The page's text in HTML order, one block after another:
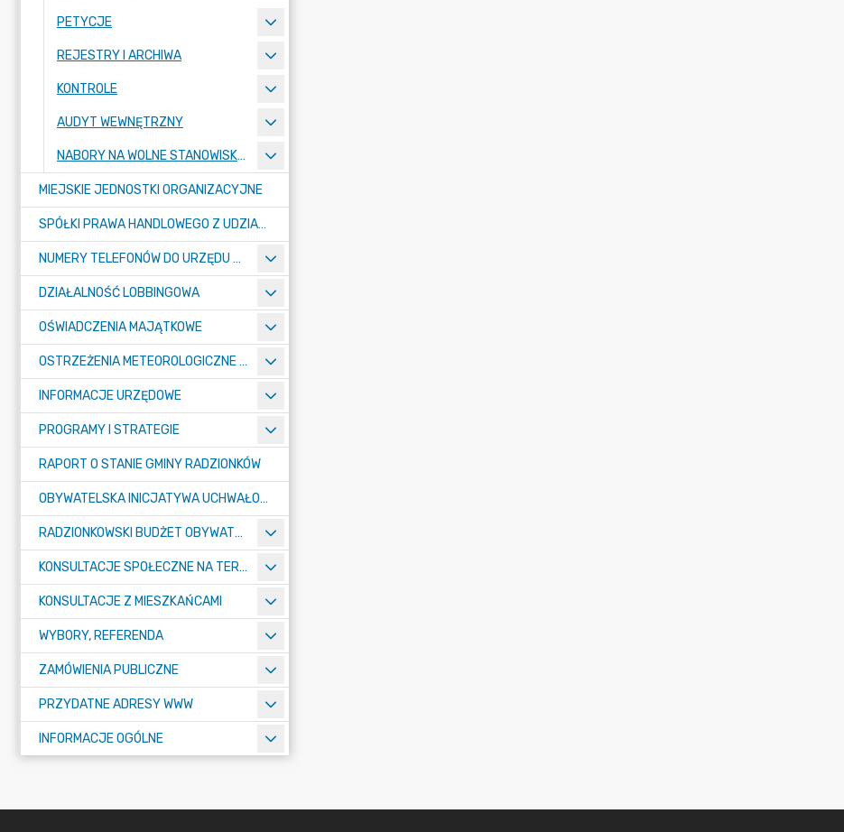
PETYCJE
REJESTRY I ARCHIWA
KONTROLE
AUDYT WEWNĘTRZNY
NABORY NA WOLNE STANOWISKA PRACY
MIEJSKIE JEDNOSTKI ORGANIZACYJNE
SPÓŁKI PRAWA HANDLOWEGO Z UDZIAŁEM GMINY
NUMERY TELEFONÓW DO URZĘDU MIASTA, MIEJSKICH JEDNOSTEK ORGANIZACYJNYCH ORAZ SPÓŁEK PRAWA HANDLOWEGO Z UDZIAŁEM GMINY
DZIAŁALNOŚĆ LOBBINGOWA
OŚWIADCZENIA MAJĄTKOWE
OSTRZEŻENIA METEOROLOGICZNE O ZŁYM STANIE POWIETRZA I INNE
INFORMACJE URZĘDOWE
PROGRAMY I STRATEGIE
RAPORT O STANIE GMINY RADZIONKÓW
OBYWATELSKA INICJATYWA UCHWAŁODAWCZA
RADZIONKOWSKI BUDŻET OBYWATELSKI
KONSULTACJE SPOŁECZNE NA TERENIE MIASTA RADZIONKÓW
KONSULTACJE Z MIESZKAŃCAMI
WYBORY, REFERENDA
ZAMÓWIENIA PUBLICZNE
PRZYDATNE ADRESY WWW
INFORMACJE OGÓLNE